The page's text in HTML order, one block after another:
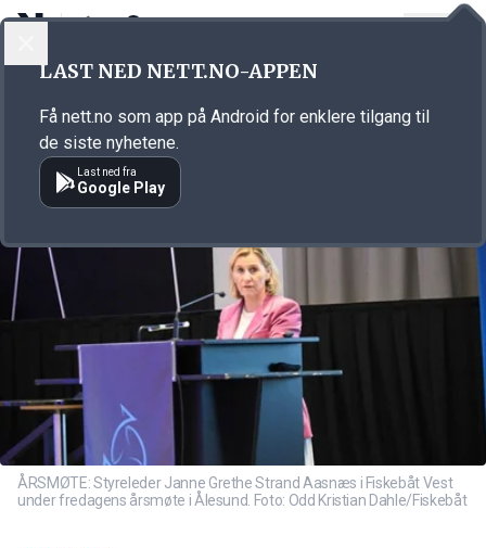
Annonsørinnhold
ÅRSMØTE: Styreleder Janne Grethe Strand Aasnæs i Fiskebåt Vest
under fredagens årsmøte i Ålesund. Foto: Odd Kristian Dahle/Fiskebåt
LAST NED NETT.NO-APPEN
Få nett.no som app på Android for enklere tilgang til
de siste nyhetene.
Last ned fra
Google Play